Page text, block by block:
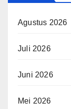
Agustus 2026
Juli 2026
Juni 2026
Mei 2026